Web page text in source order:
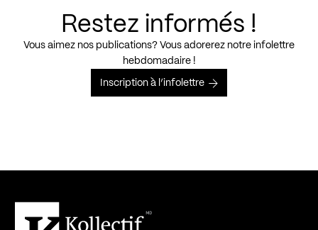
Restez informés !
Vous aimez nos publications? Vous adorerez notre infolettre
hebdomadaire !
Inscription à l’infolettre